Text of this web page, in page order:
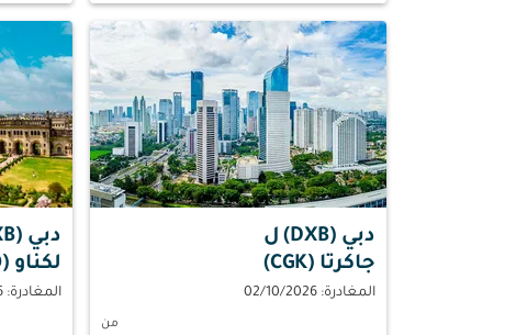
دبي (DXB)
ل
جاكرتا (CGK)
المغادرة: 02/10/2026
من
دبي (DXB)
لكناو (LKO)
المغادرة: 14/10/2026